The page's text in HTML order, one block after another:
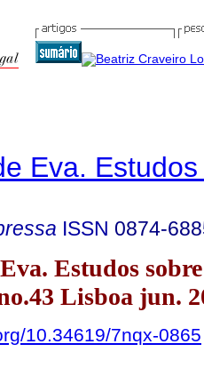
Eva.
ISSN 0874-
Estudos
Lisboa jun.
10.34619/7nqx-0865